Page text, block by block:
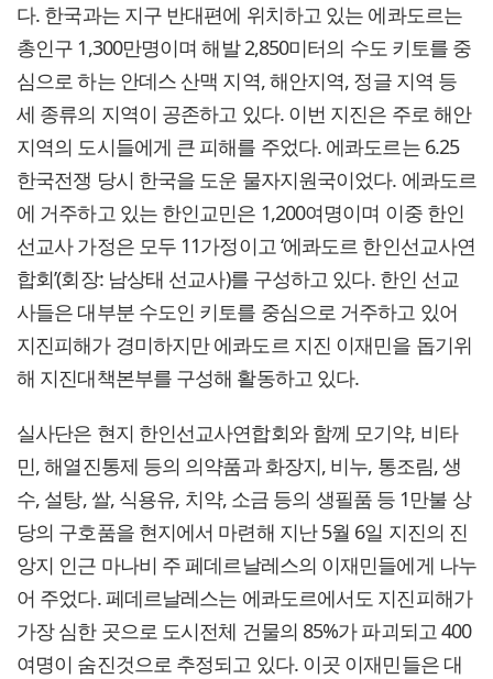
다. 한국과는 지구 반대편에 위치하고 있는 에콰도르는
총인구 1,300만명이며 해발 2,850미터의 수도 키토를 중
심으로 하는 안데스 산맥 지역, 해안지역, 정글 지역 등
세 종류의 지역이 공존하고 있다. 이번 지진은 주로 해안
지역의 도시들에게 큰 피해를 주었다. 에콰도르는 6.25
한국전쟁 당시 한국을 도운 물자지원국이었다. 에콰도르
에 거주하고 있는 한인교민은 1,200여명이며 이중 한인
선교사 가정은 모두 11가정이고 ‘에콰도르 한인선교사연
합회’(회장: 남상태 선교사)를 구성하고 있다. 한인 선교
사들은 대부분 수도인 키토를 중심으로 거주하고 있어
지진피해가 경미하지만 에콰도르 지진 이재민을 돕기위
해 지진대책본부를 구성해 활동하고 있다.
실사단은 현지 한인선교사연합회와 함께 모기약, 비타
민, 해열진통제 등의 의약품과 화장지, 비누, 통조림, 생
수, 설탕, 쌀, 식용유, 치약, 소금 등의 생필품 등 1만불 상
당의 구호품을 현지에서 마련해 지난 5월 6일 지진의 진
앙지 인근 마나비 주 페데르날레스의 이재민들에게 나누
어 주었다. 페데르날레스는 에콰도르에서도 지진피해가
가장 심한 곳으로 도시전체 건물의 85%가 파괴되고 400
여명이 숨진것으로 추정되고 있다. 이곳 이재민들은 대